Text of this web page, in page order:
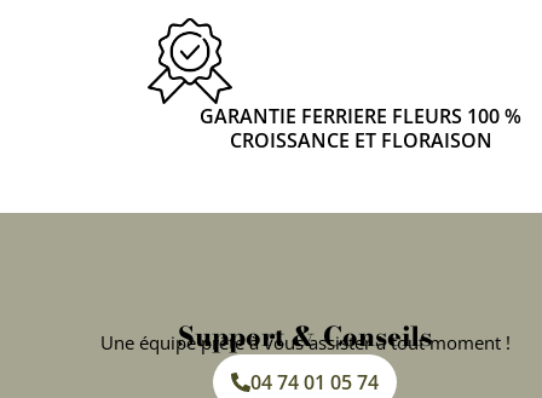
GARANTIE FERRIERE FLEURS 100 %
CROISSANCE ET FLORAISON
Support & Conseils
Une équipe prête à vous assister à tout moment !
04 74 01 05 74